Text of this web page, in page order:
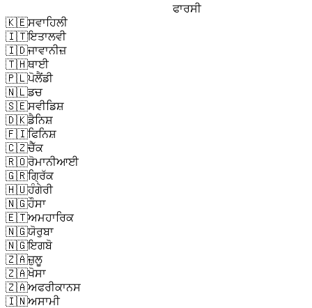
ਫਾਰਸੀ
🇰🇪ਸਵਾਹਿਲੀ
🇮🇹ਇਤਾਲਵੀ
🇮🇩ਜਾਵਾਨੀਜ਼
🇹🇭ਥਾਈ
🇵🇱ਪੋਲੈਂਡੀ
🇳🇱ਡਚ
🇸🇪ਸਵੀਡਿਸ਼
🇩🇰ਡੈਨਿਸ਼
🇫🇮ਫਿਨਿਸ਼
🇨🇿ਚੈੱਕ
🇷🇴ਰੋਮਾਨੀਆਈ
🇬🇷ਗ੍ਰਿੱਕ
🇭🇺ਹੰਗੇਰੀ
🇳🇬ਹੌਸਾ
🇪🇹ਅਮਹਾਰਿਕ
🇳🇬ਯੋਰੁਬਾ
🇳🇬ਇਗਬੋ
🇿🇦ਜ਼ੁਲੂ
🇿🇦ਖੋਸਾ
🇿🇦ਅਫਰੀਕਾਨਸ
🇮🇳ਅਸਾਮੀ